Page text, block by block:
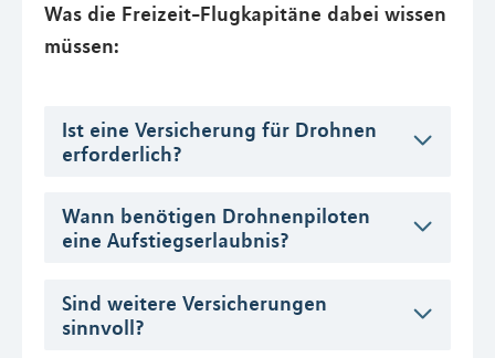
Was die Freizeit-Flugkapitäne dabei wissen
müssen:
Ist eine Versicherung für Drohnen
erforderlich?
Wann benötigen Drohnenpiloten
eine Aufstiegserlaubnis?
Sind weitere Versicherungen
sinnvoll?